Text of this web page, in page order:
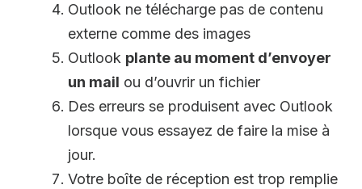
Outlook ne télécharge pas de contenu
externe comme des images
Outlook plante au moment d’envoyer
un mail ou d’ouvrir un fichier
Des erreurs se produisent avec Outlook
lorsque vous essayez de faire la mise à
jour.
Votre boîte de réception est trop remplie